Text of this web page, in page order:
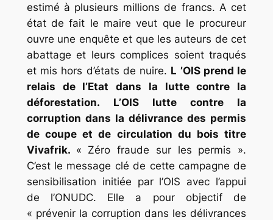
estimé à plusieurs millions de francs. A cet
état de fait le maire veut que le procureur
ouvre une enquête et que les auteurs de cet
abattage et leurs complices soient traqués
et mis hors d’états de nuire. L ’OIS prend le
relais de l’Etat dans la lutte contre la
déforestation. L’OIS lutte contre la
corruption dans la délivrance des permis
de coupe et de circulation du bois titre
Vivafrik. « Zéro fraude sur les permis ».
C’est le message clé de cette campagne de
sensibilisation initiée par l’OIS avec l’appui
de l’ONUDC. Elle a pour objectif de
« prévenir la corruption dans les délivrances